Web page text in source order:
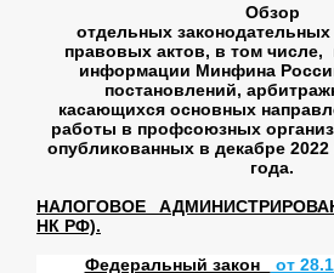
Обзор
отдельных
правовых актов, в том числе,
информации Минфина
постановлений,
касающихся основных
работы в профсоюзных
опубликованных в декабре 2022
года.
НАЛОГОВОЕ
НК РФ).
Федеральный закон
от